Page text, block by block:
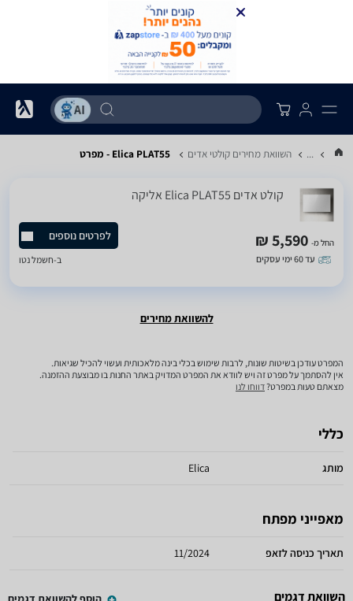
... השוואת מחירים קולטי אדים Elica PLAT55 - מפרט
קולט אדים Elica PLAT55 אליקה
החל מ- 5,590 ₪
עד 60 ימי עסקים
לפרטים נוספים
ב-חשמל נטו
להשוואת מחירים
המפרט עודכן בשיטות שונות, לרבות שימוש בכלי בינה מלאכותית ועשוי להכיל שגיאות.
אין להסתמך על מפרט זה ויש לוודא את המפרט המדויק באתר החנות בו מבוצעת ההזמנה.
מצאתם טעות במפרט?דווחו לנו
כללי
מותג Elica
מאפייני מפתח
תאריך כניסה לזאפ 11/2024
השוואת דגמים